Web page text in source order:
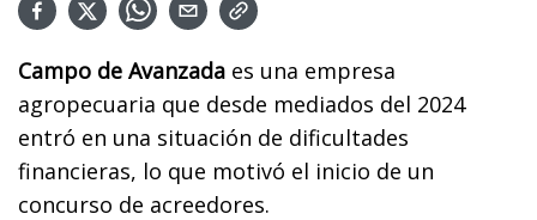
Campo de Avanzada es una empresa
agropecuaria que desde mediados del 2024
entró en una situación de dificultades
financieras, lo que motivó el inicio de un
concurso de acreedores.